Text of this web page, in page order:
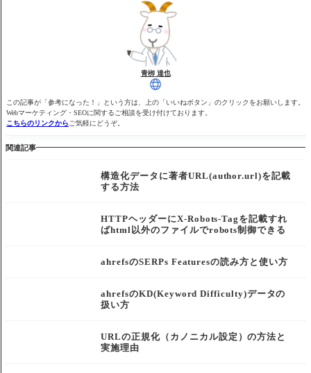
青栁 達也
この記事が「参考になった！」という方は、上の「いいねボタン」のクリックをお願いします。
Webマーケティング・SEOに関するご相談を受け付けております。
こちらのリンクから ご気軽にどうぞ。
関連記事
構造化データに著者URL(author.url)を記載
する方法
HTTPヘッダーにX-Robots-Tagを記載すれ
ばhtml以外のファイルでrobots制御できる
ahrefsのSERPs Featuresの読み方と使い方
ahrefsのKD(Keyword Difficulty)データの
扱い方
URLの正規化（カノニカル設定）の方法と
実施理由